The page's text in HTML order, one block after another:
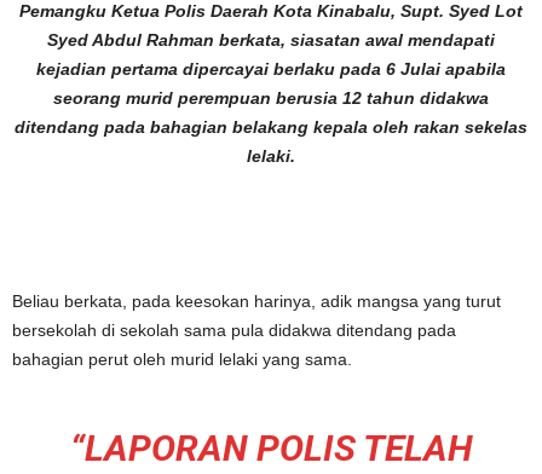
Pemangku Ketua Polis Daerah Kota Kinabalu, Supt. Syed Lot
Syed Abdul Rahman berkata, siasatan awal mendapati
kejadian pertama dipercayai berlaku pada 6 Julai apabila
seorang murid perempuan berusia 12 tahun didakwa
ditendang pada bahagian belakang kepala oleh rakan sekelas
lelaki.
Beliau berkata, pada keesokan harinya, adik mangsa yang turut
bersekolah di sekolah sama pula didakwa ditendang pada
bahagian perut oleh murid lelaki yang sama.
“LAPORAN POLIS TELAH